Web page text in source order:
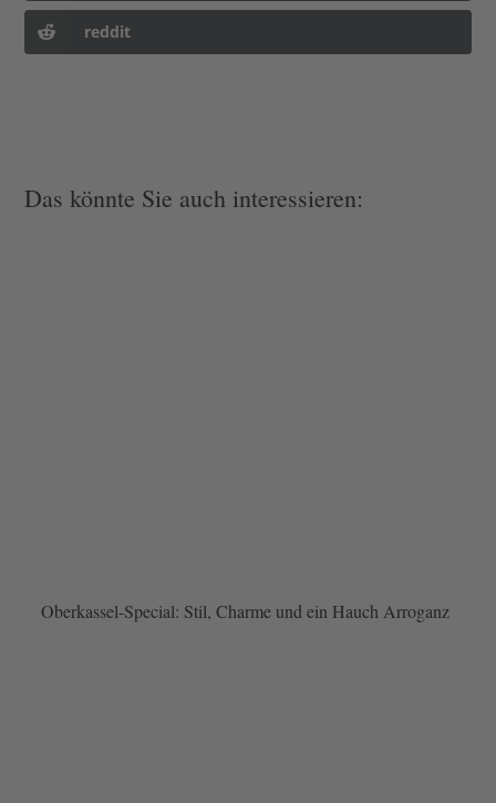
reddit
Das könnte Sie auch interessieren:
Oberkassel-Special: Stil, Charme und ein Hauch Arroganz